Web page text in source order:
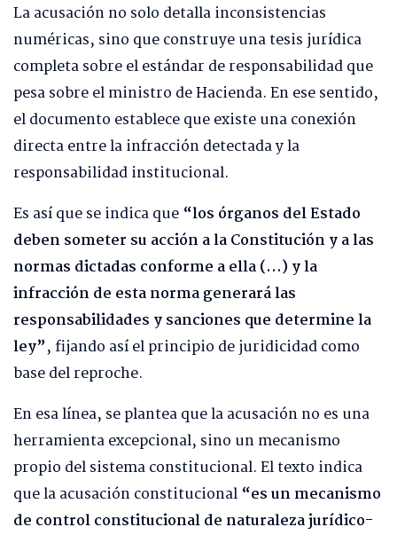
La acusación no solo detalla inconsistencias
numéricas, sino que construye una tesis jurídica
completa sobre el estándar de responsabilidad que
pesa sobre el ministro de Hacienda. En ese sentido,
el documento establece que existe una conexión
directa entre la infracción detectada y la
responsabilidad institucional.
Es así que se indica que “los órganos del Estado
deben someter su acción a la Constitución y a las
normas dictadas conforme a ella (…) y la
infracción de esta norma generará las
responsabilidades y sanciones que determine la
ley”, fijando así el principio de juridicidad como
base del reproche.
En esa línea, se plantea que la acusación no es una
herramienta excepcional, sino un mecanismo
propio del sistema constitucional. El texto indica
que la acusación constitucional “es un mecanismo
de control constitucional de naturaleza jurídico-